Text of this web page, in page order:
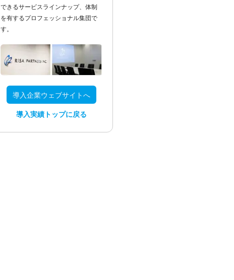
できるサービスラインナップ、体制
を有するプロフェッショナル集団で
す。
導入企業ウェブサイトへ
導入実績トップに戻る